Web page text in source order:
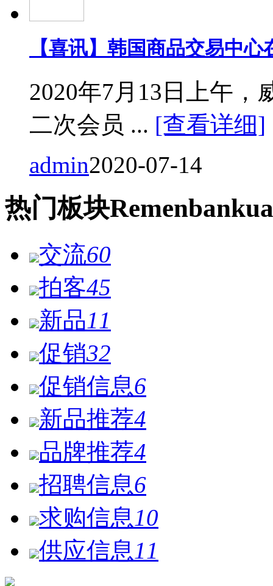
【喜讯】韩国商品交易中
2020年7月13日上午，
二次会员 ... [查看详细]
admin2020-07-14
热门板块Remen
交流60
拍客45
新品11
促销32
促销信息6
新品推荐4
品牌推荐4
招聘信息6
求购信息 10
供应信息 11